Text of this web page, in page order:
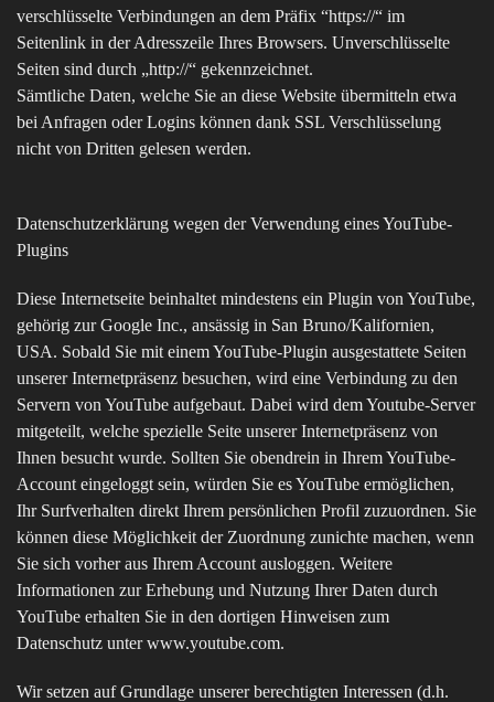
verschlüsselte Verbindungen an dem Präfix “https://“ im
Seitenlink in der Adresszeile Ihres Browsers. Unverschlüsselte
Seiten sind durch „http://“ gekennzeichnet.
Sämtliche Daten, welche Sie an diese Website übermitteln etwa
bei Anfragen oder Logins können dank SSL Verschlüsselung
nicht von Dritten gelesen werden.
Datenschutzerklärung wegen der Verwendung eines YouTube-
Plugins
Diese Internetseite beinhaltet mindestens ein Plugin von YouTube,
gehörig zur Google Inc., ansässig in San Bruno/Kalifornien,
USA. Sobald Sie mit einem YouTube-Plugin ausgestattete Seiten
unserer Internetpräsenz besuchen, wird eine Verbindung zu den
Servern von YouTube aufgebaut. Dabei wird dem Youtube-Server
mitgeteilt, welche spezielle Seite unserer Internetpräsenz von
Ihnen besucht wurde. Sollten Sie obendrein in Ihrem YouTube-
Account eingeloggt sein, würden Sie es YouTube ermöglichen,
Ihr Surfverhalten direkt Ihrem persönlichen Profil zuzuordnen. Sie
können diese Möglichkeit der Zuordnung zunichte machen, wenn
Sie sich vorher aus Ihrem Account ausloggen. Weitere
Informationen zur Erhebung und Nutzung Ihrer Daten durch
YouTube erhalten Sie in den dortigen Hinweisen zum
Datenschutz unter www.youtube.com.
Wir setzen auf Grundlage unserer berechtigten Interessen (d.h.